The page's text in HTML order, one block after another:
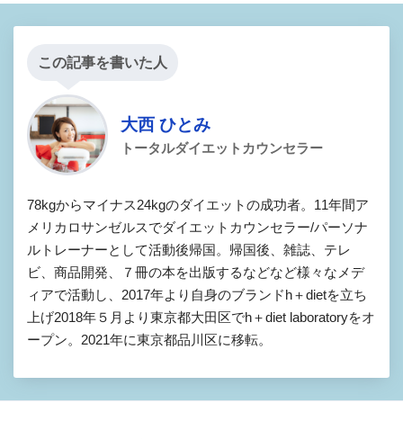
この記事を書いた人
大西 ひとみ
トータルダイエットカウンセラー
78kgからマイナス24kgのダイエットの成功者。11年間ア
メリカロサンゼルスでダイエットカウンセラー/パーソナ
ルトレーナーとして活動後帰国。帰国後、雑誌、テレ
ビ、商品開発、７冊の本を出版するなどなど様々なメデ
ィアで活動し、2017年より自身のブランドh＋dietを立ち
上げ2018年５月より東京都大田区でh＋diet laboratoryをオ
ープン。2021年に東京都品川区に移転。